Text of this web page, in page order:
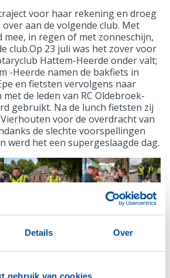
Details Over
gebruik van cookies
voor haar rekening en droeg
aan de volgende club. Met
mee, in regen of met zonneschijn,
club.Op 23 juli was het zover voor
Hattem-Heerde onder valt;
-Heerde namen de bakfiets in
en fietsten vervolgens naar
de leden van RC Oldebroek-
gebruikt. Na de lunch fietsten zij
voor de overdracht van
de slechte voorspellingen
werd het een supergeslaagde dag.